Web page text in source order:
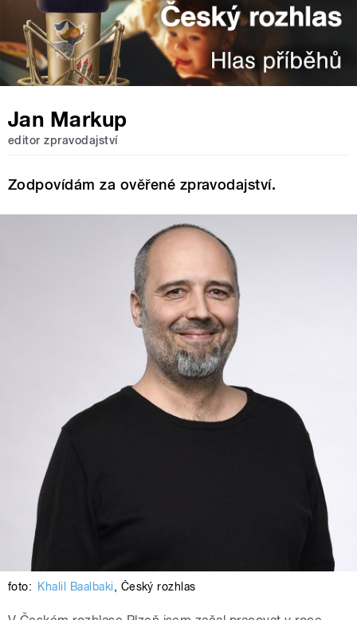
Jan Markup
editor zpravodajství
Zodpovídám za ověřené zpravodajství.
foto: Khalil Baalbaki, Český rozhlas